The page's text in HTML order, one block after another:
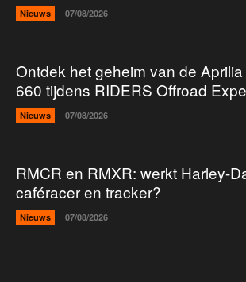
Nieuws 07/08/2026
Ontdek het geheim van de
660 tijdens RIDERS Offroad
Nieuws 07/08/2026
RMCR en RMXR: werkt Harley-
caféracer en tracker?
Nieuws 07/08/2026